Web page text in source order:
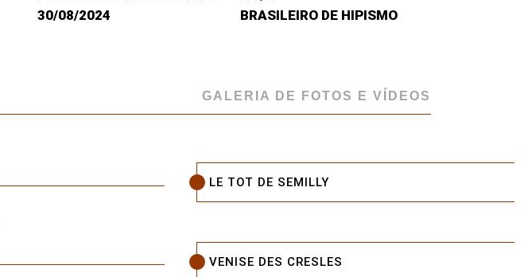
30/08/2024
BRASILEIRO DE HIPISMO
GALERIA DE FOTOS E VÍDEOS
LE TOT DE SEMILLY
VENISE DES CRESLES